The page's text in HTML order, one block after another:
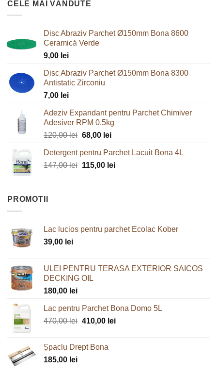
CELE MAI VÂNDUTE
Disc Abraziv Parchet Ø150mm Bona 8600
Ceramică Verde
9,00 lei
Disc Abraziv Parchet Ø150mm Bona 8300
Antistatic Zirconiu
7,00 lei
Adeziv Expandant pentru Parchet Chimiver
Adesiver RPM 0.5kg
120,00lei Prețul
a
fost:
68,00 leiPrețul
este:
68,00 lei.
Detergent pentru Parchet Lacuit Bona 4L
147,00lei Prețul
115,00 leiPrețul
PROMOTII
Lac lucios pentru parchet Ecolac Kober
39,00 lei
ULEI PENTRU TERASA EXTERIOR SAICOS
DECKING OIL
180,00 lei
Lac pentru Parchet Bona Domo 5L
470,00lei Prețul
fost:
410,00 leiPrețul
Şpaclu Drept Bona
185,00 lei